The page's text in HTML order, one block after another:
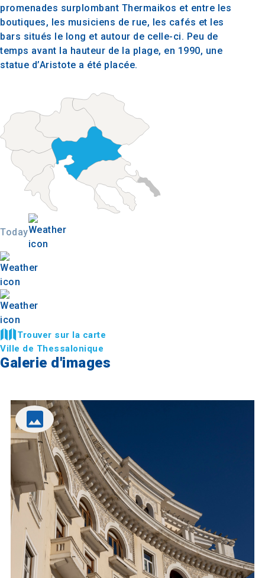
promenades surplombant Thermaikos et entre les
boutiques, les musiciens de rue, les cafés et les
bars situés le long et autour de celle-ci. Peu de
temps avant la hauteur de la plage, en 1990, une
statue d’Aristote a été placée.
Today
Trouver sur la carte
Ville de Thessalonique
Galerie d'images